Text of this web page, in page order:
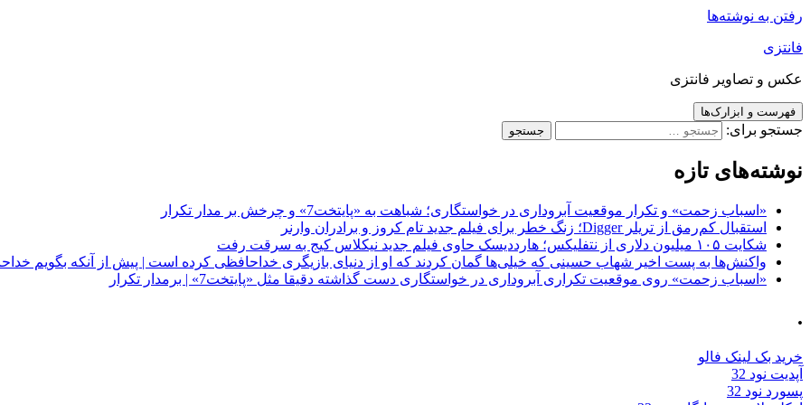
رفتن به نوشته‌ها
فانتزی
عکس و تصاویر فانتزی
فهرست و ابزارک‌ها
جستجو برای:
نوشته‌های تازه
«اسباب زحمت» و تکرار موقعیت آبروداری در خواستگاری؛ شباهت به «پایتخت7» و چرخش بر مدار تکرار
استقبال کم‌رمق از تریلر Digger؛ زنگ خطر برای فیلم جدید تام کروز و برادران وارنر
شکایت ۱۰۵ میلیون دلاری از نتفلیکس؛ هارددیسک حاوی فیلم جدید نیکلاس کیج به سرقت رفت
واکنش‌ها به پست اخیر شهاب حسینی که خیلی‌ها گمان کردند که او از دنیای بازیگری خداحافظی کرده است | پیش از آنکه بگویم
«اسباب زحمت» روی موقعیت تکراری آبروداری در خواستگاری دست گذاشته دقیقا مثل «پایتخت7» | برمدار تکرار
.
خرید بک لینک فالو
آپدیت نود 32
پسورد نود 32